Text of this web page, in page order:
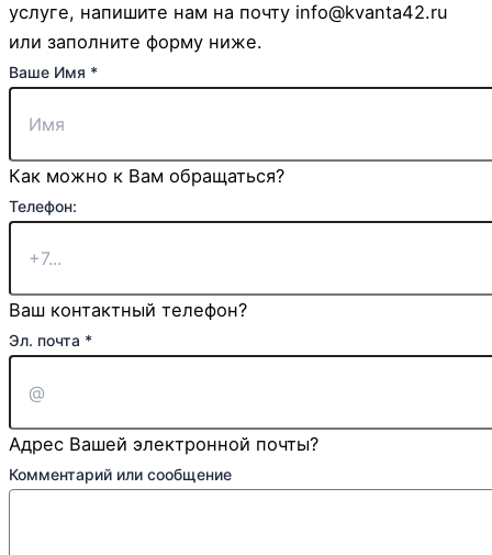
услуге, напишите нам на почту info@kvanta42.ru
или заполните форму ниже.
Ваше Имя *
Как можно к Вам обращаться?
или
Телефон:
Телефон:
Ваш контактный телефон?
Эл. почта *
Адрес Вашей электронной почты?
Комментарий или сообщение